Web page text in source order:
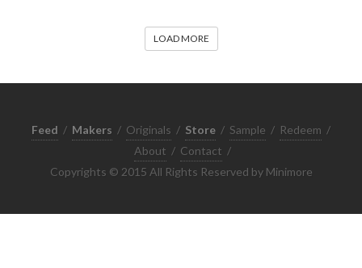
LOAD MORE
Feed / Makers / Originals / Store / Sample / Redeem /
About / Contact /
Copyrights © 2015 All Rights Reserved by Minimore